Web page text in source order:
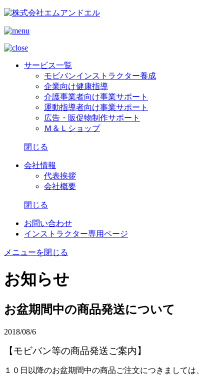
サービス一覧
モビバンインストラクター養成
企業向け健康指導
介護事業者向け事業サポート
運動指導者向け事業サポート
広告・販促物制作サポート
Ｍ＆Ｌショップ
閉じる
会社情報
代表挨拶
会社概要
閉じる
お問い合わせ
インストラクター専用ページ
メニューを閉じる
お知らせ
お盆期間中の商品発送について
2018/08/6
【モビバン等の商品発送ご案内】
１０日以降のお盆期間中の商品ご注文につきましては、